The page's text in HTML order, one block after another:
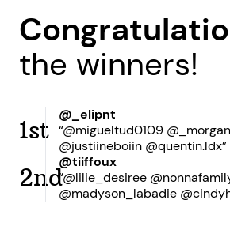
the winners!
1st
@_elipnt
“@migueltud0109
@justiineboiin @quentin.ldx”
2nd
@tiiffoux
“@lilie_desiree
@madyson_labadie